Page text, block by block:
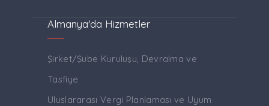
Almanya'da Hizmetler
Şirket/Şube Kuruluşu, Devralma ve
Tasfiye
Uluslararası Vergi Planlaması ve Uyum